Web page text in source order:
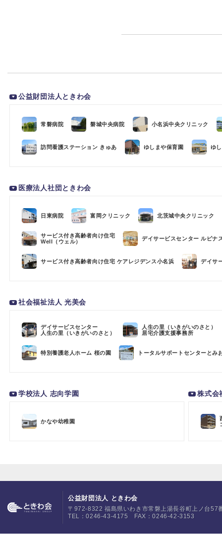
公益財団法人ときわ会
常磐病院 磐城中央病院 小名浜中央クリニック
訪問看護ステーション きゅあ ゆしまや保育園 ゆ
医療法人社団ときわ会
日東病院 富岡クリニック 北茨城中央クリニック
サービス付き高齢者向け住宅
Well（ウェル）
デイサービスセンター ルピナ
サービス付き高齢者向け住宅 ケアレジデンス小名浜 デイサ
社会福祉法人 光美会
デイサービスセンター
人生の里（いきがいのさと）
人生の里（いきがいのさと）
居宅介護支援事務所
特別養護老人ホーム 桜の園 トータルサポートセンターとみ
学校法人 志向学園
かなや幼稚園
株式会
公益財団法人 ときわ会
〒972-8322 福島県いわき市常磐上湯長谷町上ノ台57
TEL：0246-43-4175 FAX：0246-42-3153